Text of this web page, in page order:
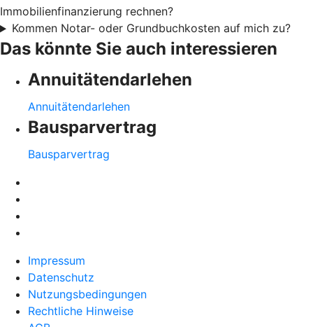
Immobilienfinanzierung rechnen?
Kommen Notar- oder Grundbuchkosten auf mich zu?
Das könnte Sie auch interessieren
Annuitätendarlehen
Annuitätendarlehen
Bausparvertrag
Bausparvertrag
Impressum
Datenschutz
Nutzungsbedingungen
Rechtliche Hinweise